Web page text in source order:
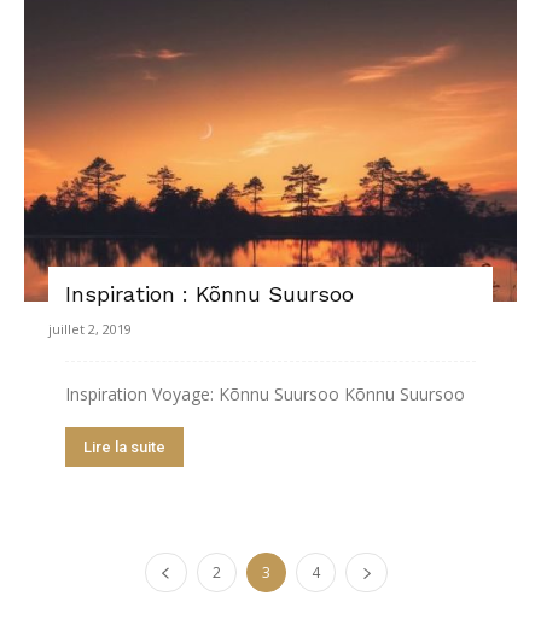
Inspiration : Kõnnu Suursoo
juillet 2, 2019
Inspiration Voyage: Kõnnu Suursoo Kõnnu Suursoo
Lire la suite
2 3 4